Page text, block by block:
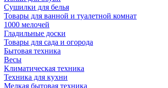
Сушилки для белья
Товары для ванной и туалетной комнат
1000 мелочей
Гладильные доски
Товары для сада и огорода
Бытовая техника
Весы
Климатическая техника
Техника для кухни
Мелкая бытовая техника